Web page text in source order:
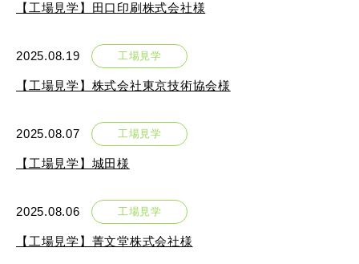
【工場見学】田口印刷株式会社様
2025.08.19 工場見学
【工場見学】株式会社東京技術協会様
2025.08.07 工場見学
【工場見学】城田様
2025.08.06 工場見学
【工場見学】菁文堂株式会社様